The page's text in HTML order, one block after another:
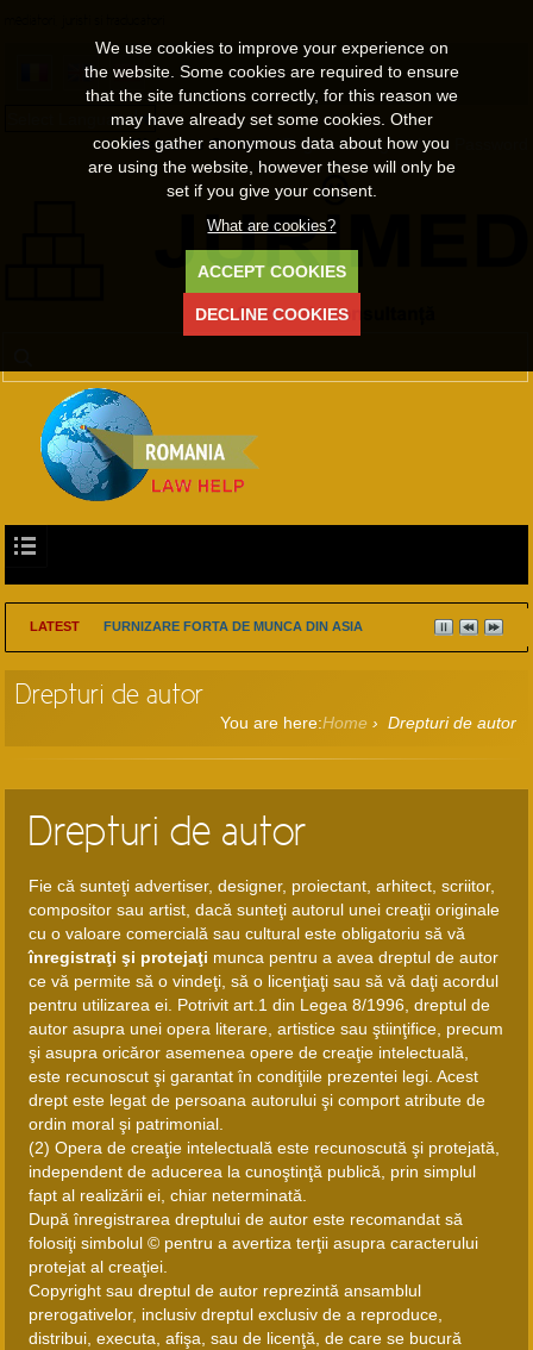
Select Language▼
Welcome Guest
Register•Login•Lost Password
LATEST FURNIZARE FORTA DE MUNCA DIN ASIA
Drepturi de autor
You are here:Home › Drepturi de autor
Drepturi de autor
Fie că sunteţi advertiser, designer, proiectant, arhitect, scriitor,
compositor sau artist, dacă sunteţi autorul unei creaţii originale
cu o valoare comercială sau cultural este obligatoriu să vă
înregistraţi şi protejaţi munca pentru a avea dreptul de autor
ce vă permite să o vindeţi, să o licenţiaţi sau să vă daţi acordul
pentru utilizarea ei. Potrivit art.1 din Legea 8/1996, dreptul de
autor asupra unei opera literare, artistice sau ştiinţifice, precum
şi asupra oricăror asemenea opere de creaţie intelectuală,
este recunoscut şi garantat în condiţiile prezentei legi. Acest
drept este legat de persoana autorului şi comport atribute de
ordin moral şi patrimonial.
(2) Opera de creaţie intelectuală este recunoscută şi protejată,
independent de aducerea la cunoştinţă publică, prin simplul
fapt al realizării ei, chiar neterminată.
După înregistrarea dreptului de autor este recomandat să
folosiţi simbolul © pentru a avertiza terţii asupra caracterului
protejat al creaţiei.
Copyright sau dreptul de autor reprezintă ansamblul
prerogativelor, inclusiv dreptul exclusiv de a reproduce,
distribui, executa, afişa, sau de licenţă, de care se bucură
We use cookies to improve your experience on
the website. Some cookies are required to ensure
that the site functions correctly, for this reason we
may have already set some cookies. Other
cookies gather anonymous data about how you
are using the website, however these will only be
set if you give your consent.
What are cookies?
ACCEPT COOKIES
DECLINE COOKIES